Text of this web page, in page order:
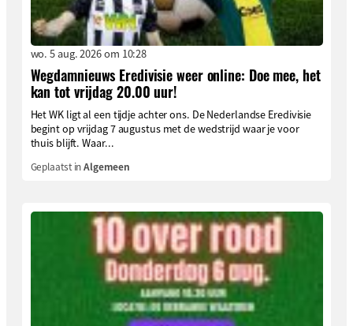
wo. 5 aug. 2026 om 10:28
Wegdamnieuws Eredivisie weer online: Doe mee, het
kan tot vrijdag 20.00 uur!
Het WK ligt al een tijdje achter ons. De Nederlandse Eredivisie
begint op vrijdag 7 augustus met de wedstrijd waar je voor
thuis blijft. Waar...
Geplaatst inAlgemeen